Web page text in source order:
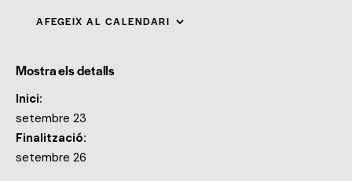
AFEGEIX AL CALENDARI
Mostra els detalls
Inici:
setembre 23
Finalització:
setembre 26